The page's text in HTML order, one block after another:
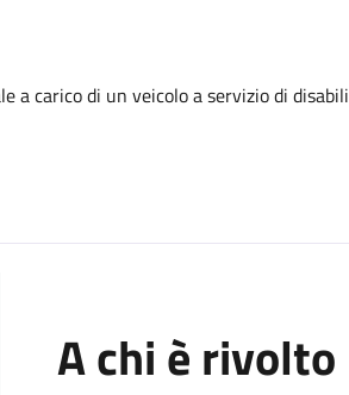
a carico di un veicolo a servizio di disabili
A chi è rivolto